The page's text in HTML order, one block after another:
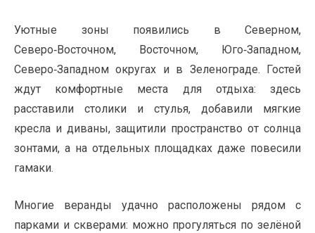
Уютные зоны появились в Северном,
Северо‑Восточном, Восточном, Юго‑Западном,
Северо‑Западном округах и в Зеленограде. Гостей
ждут комфортные места для отдыха: здесь
расставили столики и стулья, добавили мягкие
кресла и диваны, защитили пространство от солнца
зонтами, а на отдельных площадках даже повесили
гамаки.
Многие веранды удачно расположены рядом с
парками и скверами: можно прогуляться по зелёной